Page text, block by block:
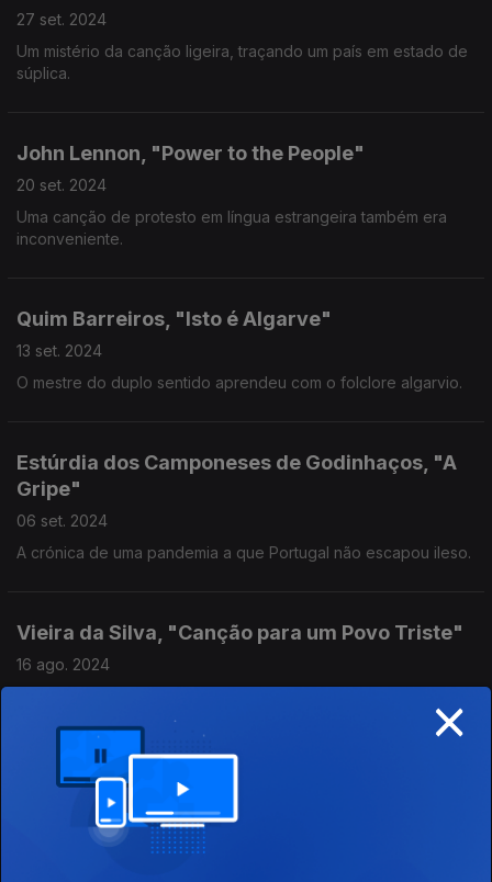
27 set. 2024
Um mistério da canção ligeira, traçando um país em estado de
súplica.
John Lennon, "Power to the People"
20 set. 2024
Uma canção de protesto em língua estrangeira também era
inconveniente.
Quim Barreiros, "Isto é Algarve"
13 set. 2024
O mestre do duplo sentido aprendeu com o folclore algarvio.
Estúrdia dos Camponeses de Godinhaços, "A
Gripe"
06 set. 2024
A crónica de uma pandemia a que Portugal não escapou ileso.
Vieira da Silva, "Canção para um Povo Triste"
16 ago. 2024
Serge Gainsbourg e Jane Birkin.
Green Windows, "Doce e Fácil Reino do Blá Blá
×